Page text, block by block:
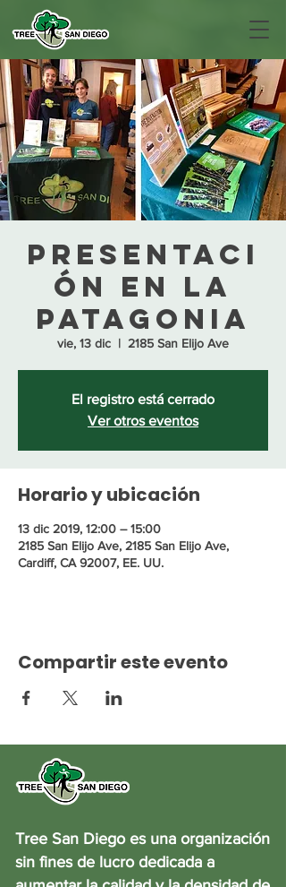
Presentaci
ón en la
Patagonia
vie, 13 dic
  |
2185 San Elijo Ave
El registro está cerrado
Ver otros eventos
Horario y ubicación
13 dic 2019, 12:00 – 15:00
2185 San Elijo Ave, 2185 San Elijo Ave,
Cardiff, CA 92007, EE. UU.
Compartir este evento
Tree San Diego es una organización
sin fines de lucro dedicada a